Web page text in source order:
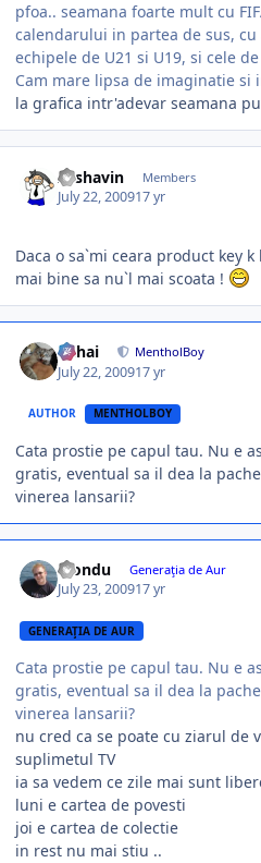
pfoa.. seamana foarte mult cu
calendarului in partea de sus,
echipele de U21 si U19, si cele
Cam mare lipsa de imaginatie si
la grafica intr'adevar seamana
Arshavin Members
July 22, 200917 yr
Daca o sa`mi ceara product key
mai bine sa nu`l mai scoata !
Mihai MentholBoy
July 22, 200917 yr
AUTHOR MENTHOLBOY
Cata prostie pe capul tau. Nu e
gratis, eventual sa il dea la
vinerea lansarii?
blondu Generaţia de Aur
July 23, 200917 yr
GENERAŢIA DE AUR
Cata prostie pe capul tau. Nu e
gratis, eventual sa il dea la
vinerea lansarii?
nu cred ca se poate cu ziarul de
suplimetul TV
ia sa vedem ce zile mai sunt
luni e cartea de povesti
joi e cartea de colectie
in rest nu mai stiu ..